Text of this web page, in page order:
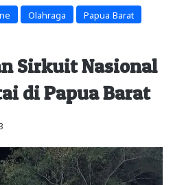
Olahraga Papua Barat
Sirkuit Nasional
di Papua Barat